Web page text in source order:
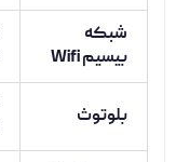
شبکه
بیسیم Wifi
بلوتوث